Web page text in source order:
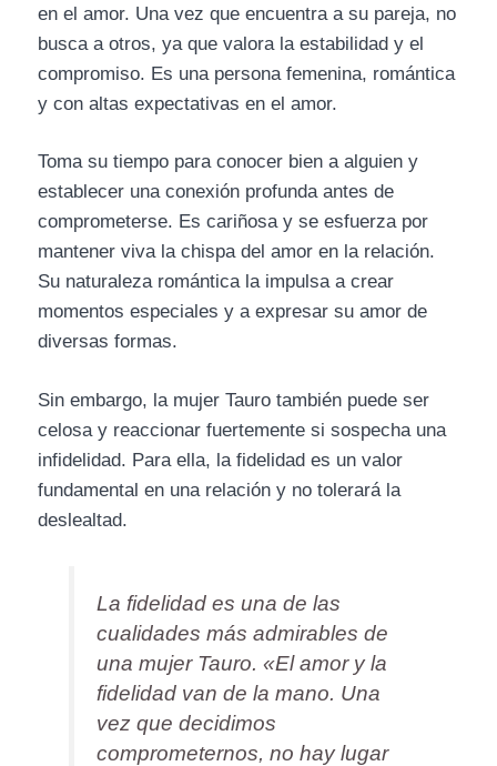
en el amor. Una vez que encuentra a su pareja, no
busca a otros, ya que valora la estabilidad y el
compromiso. Es una persona femenina, romántica
y con altas expectativas en el amor.
Toma su tiempo para conocer bien a alguien y
establecer una conexión profunda antes de
comprometerse. Es cariñosa y se esfuerza por
mantener viva la chispa del amor en la relación.
Su naturaleza romántica la impulsa a crear
momentos especiales y a expresar su amor de
diversas formas.
Sin embargo, la mujer Tauro también puede ser
celosa y reaccionar fuertemente si sospecha una
infidelidad. Para ella, la fidelidad es un valor
fundamental en una relación y no tolerará la
deslealtad.
La fidelidad es una de las
cualidades más admirables de
una mujer Tauro.«El amor y la
fidelidad van de la mano. Una
vez que decidimos
comprometernos, no hay lugar